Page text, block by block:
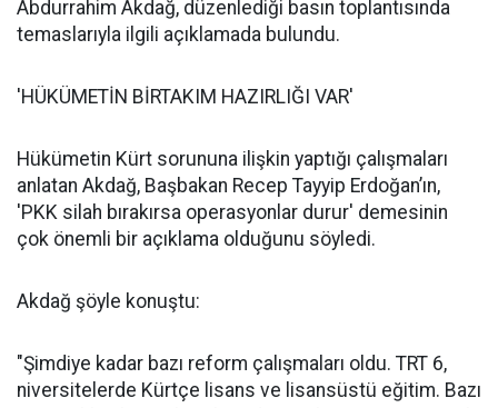
Abdurrahim Akdağ, düzenlediği basın toplantısında
temaslarıyla ilgili açıklamada bulundu.
'HÜKÜMETİN BİRTAKIM HAZIRLIĞI VAR'
Hükümetin Kürt sorununa ilişkin yaptığı çalışmaları
anlatan Akdağ, Başbakan Recep Tayyip Erdoğan’ın,
'PKK silah bırakırsa operasyonlar durur' demesinin
çok önemli bir açıklama olduğunu söyledi.
Akdağ şöyle konuştu:
"Şimdiye kadar bazı reform çalışmaları oldu. TRT 6,
niversitelerde Kürtçe lisans ve lisansüstü eğitim. Bazı